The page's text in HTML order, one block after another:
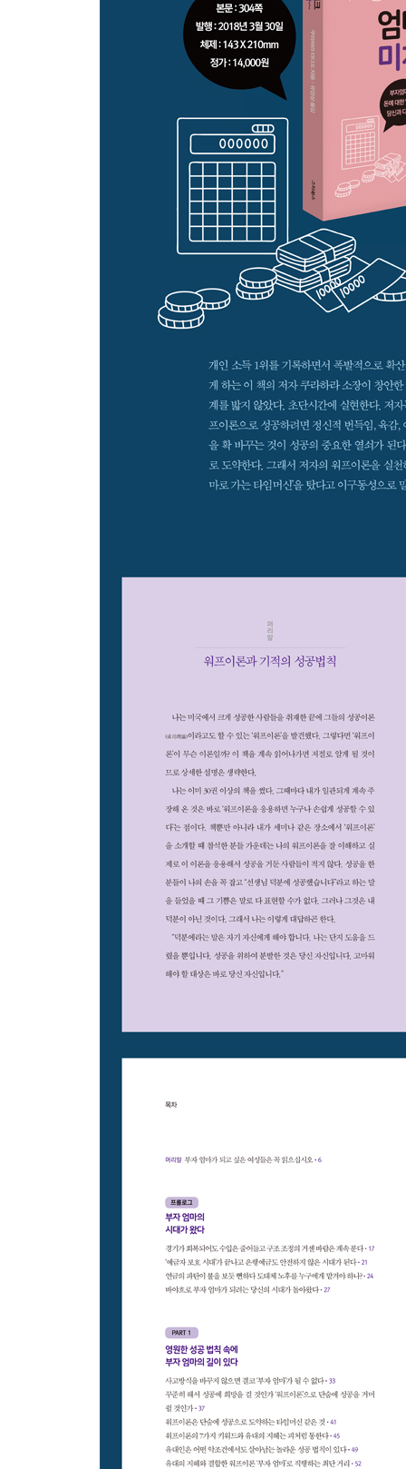
?PART 3? 자신을 바꾸어 돈과 친해질 수 있는 인
-돈이 필요한 현실에 지지 마라 돈에게 지게 되면
-‘안 되는 자기’가 아니고 ‘하지 않고 있는 자기’를
-‘청빈사상’을 빨리 버려라 ‘청부사상’으로 지금 전
-잠자는 능력을 일으켜 세워라 그리고 10배 높은
-‘저축하는 것’에서 ‘늘리는 것’으로 돈에 대한 생각
-‘세금을 많이 낼 수 있는 나’ 그것이 자랑스러워야
-정보를 전해주는 것은 사람이다 남의 이야기를 듣
-일류인간과 만나 일류인간의 숨결을 빨아들여라
-다른 사람의 입장에 얼마나 설 수 있는지부터 체크
-일찍 일어나면 이득이 많다 규칙적인 생활의 리듬
-시간을 돈으로 환산할 수 있는가 그것이 부자 엄마
-허풍은 떨수록 좋다 큰 꿈을 그리고 있다면 계속
-자신의 PI를 알기 쉬운 이미지로 정해둘 것
?PART 4? 잠재의식을 바꾸어 돈이 몰려오는 인간
-위대한 파워와 잠재능력은 당신 속에 잠자고 있다
-잠재능력의 제고는 잠재의식의 개혁으로 이룬다
-잠재의식의 파워를 ‘벤주람의 추’로 실감해보자
-식물과 대화해 보자 순수한 마음이면 식물도 응해
-‘빈재의식’을 버리고 ‘금재의식’을 내 것으로 만든다
-성공한 사람을 부러워하지 말고 ‘성공한 자기’를
-매일 아침의 모닝세레모니로 태양에너지를 활용
?에필로그? 부자 엄마로 워프하는 모닝세레모니
-부자 엄마로 워프하는 ‘모닝세레모니’
-잠에서 깨어 일어났으면 곧바로 엎드린다
-냉수 한 컵을 천천히 마신다
-자신의 꿈이나 목표를 여섯 번 외친다
-‘자, 가자’의 시와 ‘금재언어’를 외친다
-태양 명상으로 태양에너지를 캐치한다
-만트라를 외운 뒤 천천히 복식호흡을 하자